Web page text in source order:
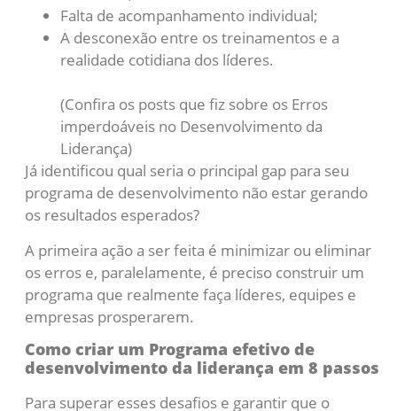
Falta de acompanhamento individual;
A desconexão entre os treinamentos e a
realidade cotidiana dos líderes.
(Confira os posts que fiz sobre os Erros
imperdoáveis no Desenvolvimento da
Liderança)
Já identificou qual seria o principal gap para seu
programa de desenvolvimento não estar gerando
os resultados esperados?
A primeira ação a ser feita é minimizar ou eliminar
os erros e, paralelamente, é preciso construir um
programa que realmente faça líderes, equipes e
empresas prosperarem.
Como criar um Programa efetivo de
desenvolvimento da liderança em 8 passos
Para superar esses desafios e garantir que o